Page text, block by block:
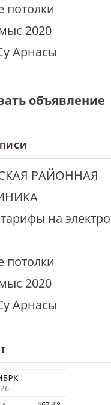
потолки
2020
Арнасы
объявление
РАЙОННАЯ
на
потолки
2020
Арнасы